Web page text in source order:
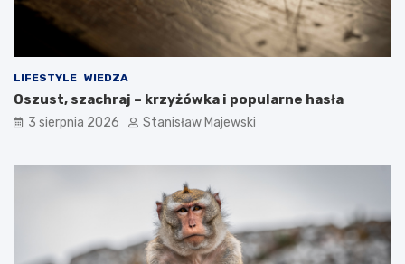
LIFESTYLE WIEDZA
Oszust, szachraj – krzyżówka i popularne hasła
3 sierpnia 2026 Stanisław Majewski